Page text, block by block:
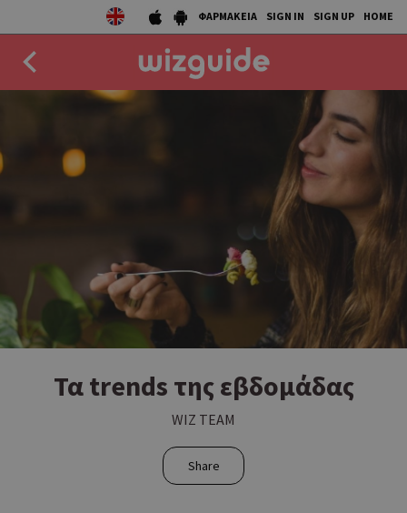
ΦΑΡΜΑΚΕΙΑ SIGN IN SIGN UP HOME
COLLECTIONS
STORIES
Τα trends της εβδομάδας
WIZ TEAM
Share